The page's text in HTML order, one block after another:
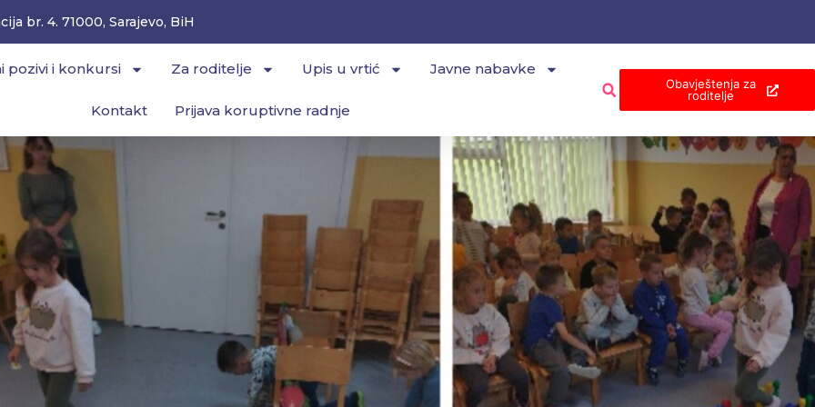
br. 4. 71000, Sarajevo, BiH
pozivi i konkursi Za roditelje Upis u vrtić Javne nabavke
Kontakt Prijava koruptivne radnje
Obavještenja za
roditelje